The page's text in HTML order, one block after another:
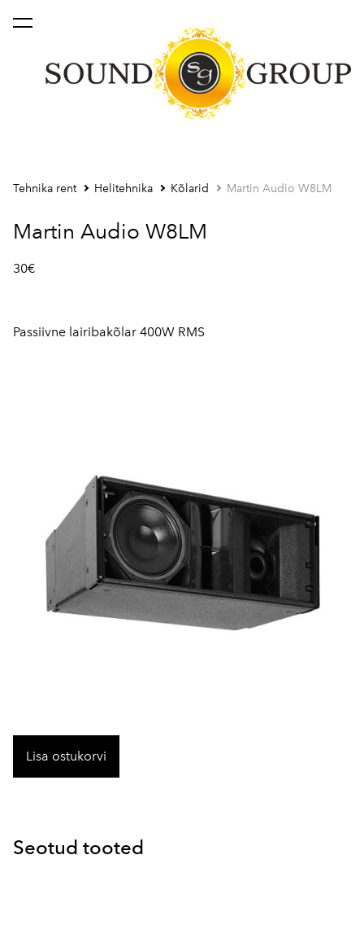
lisati ostukorvi. Vaata ostukorvi
Tehnika rent Helitehnika Kõlarid Martin Audio W8LM
Lisa ostukorvi
Martin Audio W8LM
30€
Passiivne lairibakõlar 400W RMS
Seotud tooted